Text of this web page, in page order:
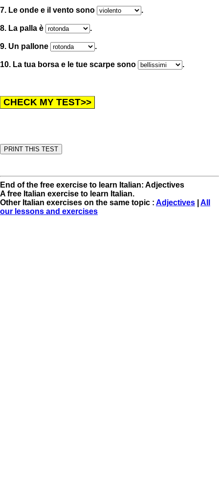
7. Le onde e il vento sono .
8. La palla è .
9. Un pallone .
10. La tua borsa e le tue scarpe sono .
End of the free exercise to learn Italian: Adjectives
A free Italian exercise to learn Italian.
Other Italian exercises on the same topic : Adjectives
All
our lessons and exercises